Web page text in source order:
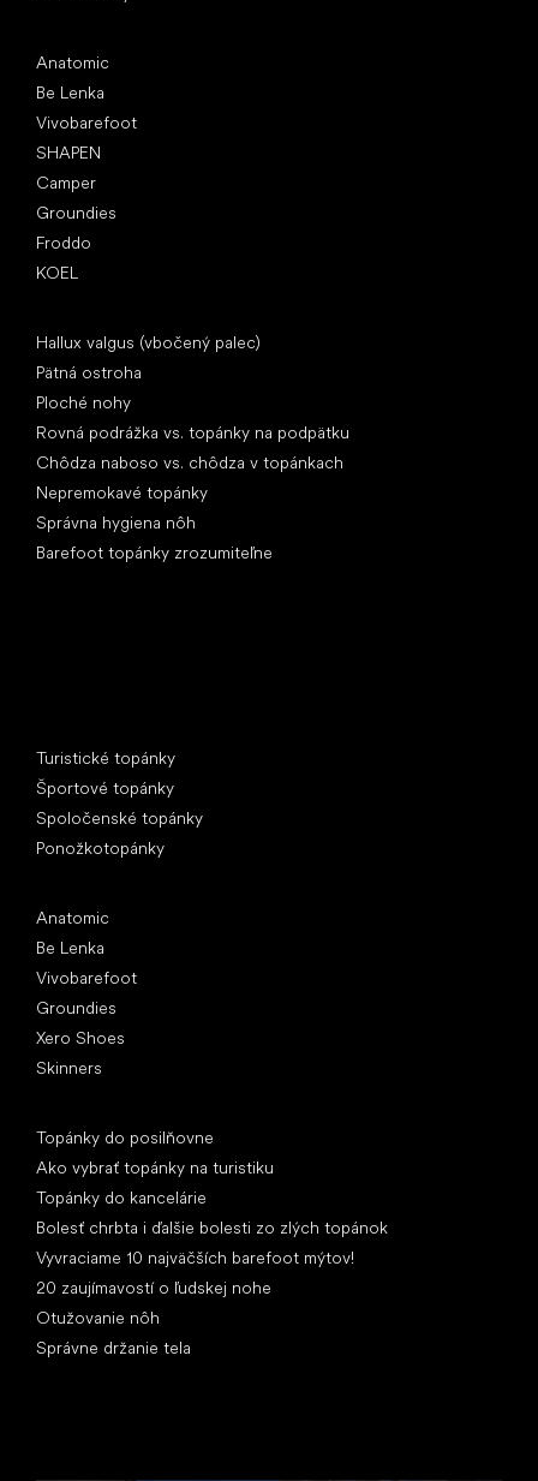
Anatomic
Be Lenka
Vivobarefoot
SHAPEN
Camper
Groundies
Froddo
KOEL
Hallux valgus (vbočený palec)
Pätná ostroha
Ploché nohy
Rovná podrážka vs. topánky na podpätku
Chôdza naboso vs. chôdza v topánkach
Nepremokavé topánky
Správna hygiena nôh
Barefoot topánky zrozumiteľne
Turistické topánky
Športové topánky
Spoločenské topánky
Ponožkotopánky
Anatomic
Be Lenka
Vivobarefoot
Groundies
Xero Shoes
Skinners
Topánky do posilňovne
Ako vybrať topánky na turistiku
Topánky do kancelárie
Bolesť chrbta i ďalšie bolesti zo zlých topánok
Vyvraciame 10 najväčších barefoot mýtov!
20 zaujímavostí o ľudskej nohe
Otužovanie nôh
Správne držanie tela